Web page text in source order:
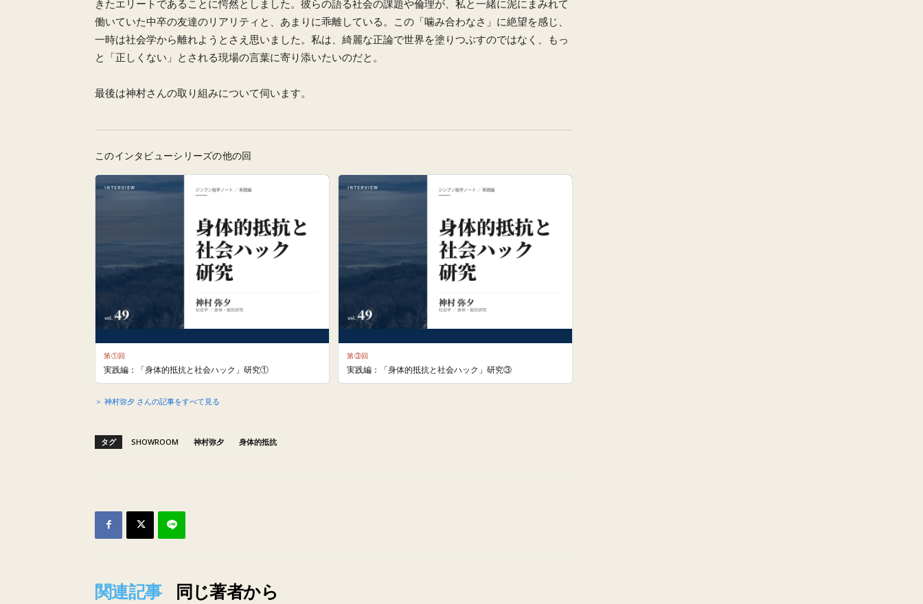
きたエリートであることに愕然としました。彼らの語る社会の課題や倫理が、私と一緒に泥にまみれて
働いていた中卒の友達のリアリティと、あまりに乖離している。この「噛み合わなさ」に絶望を感じ、
一時は社会学から離れようとさえ思いました。私は、綺麗な正論で世界を塗りつぶすのではなく、もっ
と「正しくない」とされる現場の言葉に寄り添いたいのだと。
最後は神村さんの取り組みについて伺います。
このインタビューシリーズの他の回
第①回
実践編：「身体的抵抗と社会ハック」研究①
第③回
実践編：「身体的抵抗と社会ハック」研究③
＞ 神村弥夕 さんの記事をすべて見る
タグ SHOWROOM 神村弥夕 身体的抵抗
関連記事 同じ著者から